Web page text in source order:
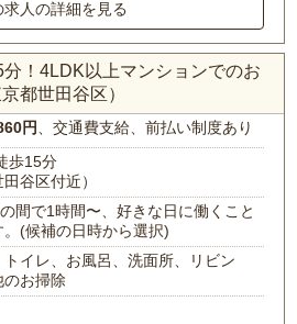
求人の詳細を見る
！4LDK以上マンションでのお
都世田谷区）
円、交通費支給、前払い制度あり
歩15分
田谷区付近）
間で1時間〜、好きな日に働くこと
。(候補の日時から選択)
トイレ、お風呂、洗面所、リビン
のお掃除